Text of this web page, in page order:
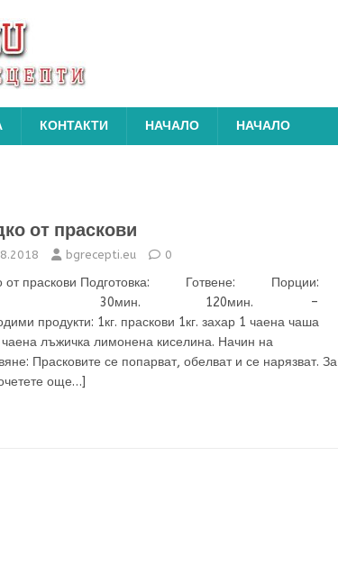
КОНТАКТИ НАЧАЛО НАЧАЛО
от праскови
bgrecepti.eu 0
от праскови Подготовка: Готвене: Порции:
120мин. –
продукти: 1кг. праскови 1кг. захар 1 чаена чаша
лъжичка лимонена киселина. Начин на
Прасковите се попарват, обелват и се нарязват. За
още…]